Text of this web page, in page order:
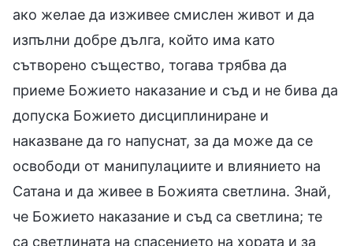
ако желае да изживее смислен живот и да
изпълни добре дълга, който има като
сътворено същество, тогава трябва да
приеме Божието наказание и съд и не бива да
допуска Божието дисциплиниране и
наказване да го напуснат, за да може да се
освободи от манипулациите и влиянието на
Сатана и да живее в Божията светлина. Знай,
че Божието наказание и съд са светлина; те
са светлината на спасението на хората и за